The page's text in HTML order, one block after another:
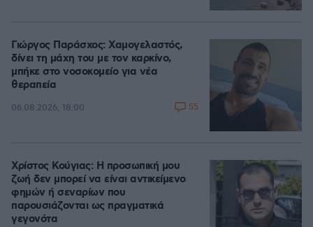
Γιώργος Παράσχος: Χαμογελαστός,
δίνει τη μάχη του με τον καρκίνο,
μπήκε στο νοσοκομείο για νέα
θεραπεία
06.08.2026, 18:00 55
Χρίστος Κούγιας: Η προσωπική μου
ζωή δεν μπορεί να είναι αντικείμενο
φημών ή σεναρίων που
παρουσιάζονται ως πραγματικά
γεγονότα